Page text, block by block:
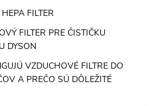
FILTER
FILTER PRE ČISTIČKU
DYSON
VZDUCHOVÉ FILTRE DO
A PREČO SÚ DÔLEŽITÉ